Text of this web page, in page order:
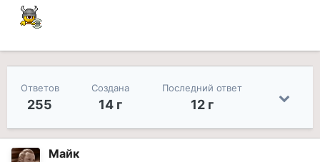
Ответов
255
Создана
14 г
Последний ответ
12 г
Майк